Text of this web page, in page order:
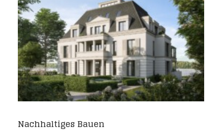
Nachhaltiges Bauen